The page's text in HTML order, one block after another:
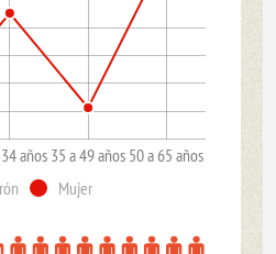
años 35 a 49 años 50 a 65 años
Mujer